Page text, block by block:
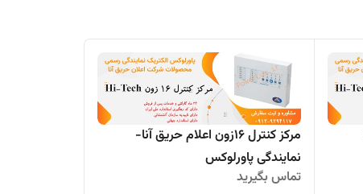
مرکز کنترل 16زون اعلام حریق آنا-
نمایندگی پاورلوکس
تماس بگیرید